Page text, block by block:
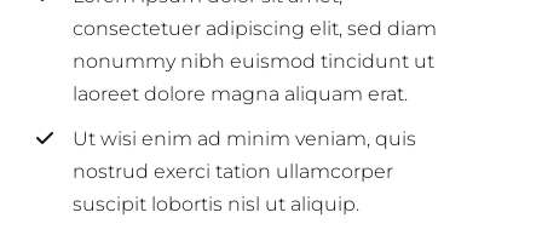
consectetuer adipiscing elit, sed diam
nonummy nibh euismod tincidunt ut
laoreet dolore magna aliquam erat.
Ut wisi enim ad minim veniam, quis
nostrud exerci tation ullamcorper
suscipit lobortis nisl ut aliquip.